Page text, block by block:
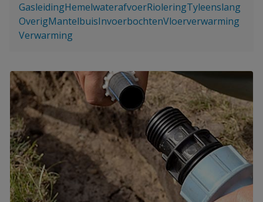
GasleidingHemelwaterafvoerRioleringTyleenslang
OverigMantelbuisInvoerbochtenVloerverwarming
Verwarming